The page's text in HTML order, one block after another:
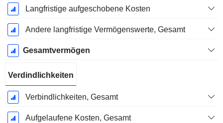
Langfristige aufgeschobene Kosten
Andere langfristige Vermögenswerte, Gesamt
Gesamtvermögen
Verdindlichkeiten
Verbindlichkeiten, Gesamt
Aufgelaufene Kosten, Gesamt